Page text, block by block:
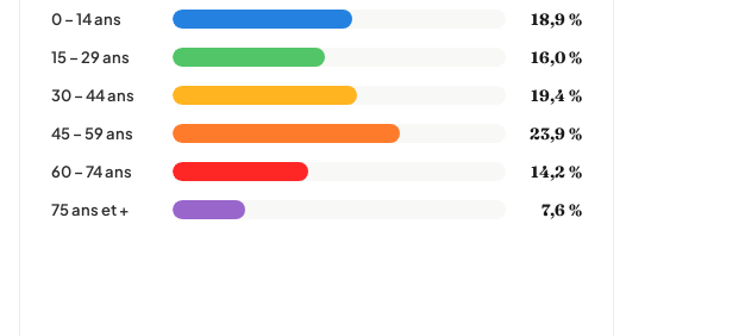
0 – 14 ans 18,9 %
15 – 29 ans 16,0 %
30 – 44 ans 19,4 %
45 – 59 ans 23,9 %
60 – 74 ans 14,2 %
75 ans et + 7,6 %